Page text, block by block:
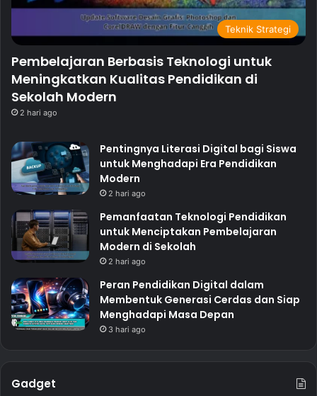
Teknik Strategi
Pembelajaran Berbasis Teknologi untuk
Meningkatkan Kualitas Pendidikan di
Sekolah Modern
2 hari ago
Pentingnya Literasi Digital bagi Siswa
untuk Menghadapi Era Pendidikan
Modern
2 hari ago
Pemanfaatan Teknologi Pendidikan
untuk Menciptakan Pembelajaran
Modern di Sekolah
2 hari ago
Peran Pendidikan Digital dalam
Membentuk Generasi Cerdas dan Siap
Menghadapi Masa Depan
3 hari ago
Gadget